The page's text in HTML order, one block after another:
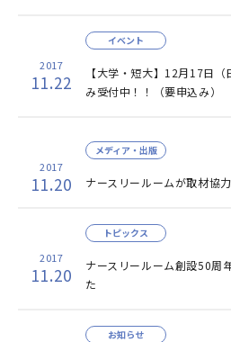
2017
11.22
【大学・短大】12月17日
み受付中！！（要申込み）
イベント
2017
11.20 ナースリールームが取材協
メディア・出版
2017
11.20
ナースリールーム創設50周
た
トピックス
お知らせ